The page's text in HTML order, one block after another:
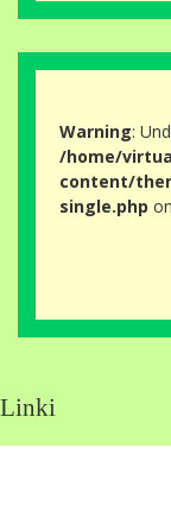
Warning:
/home/
content/
single.php
Linki